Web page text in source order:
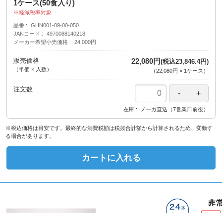
1ケース(50食入り)
軽減税率対象
品番
GHN001-09-00-050
JANコード
4970088140218
メーカー希望小売価格
24,000円
販売価格
（単価 × 入数）
22,080円(税込23,846.4円)
（22,080円 × 1ケース ）
注文数
在庫 メーカ直送（7営業日前後）
※税込価格は目安です。最終的な消費税額は税抜合計額から計算されるため、変動す
る場合があります。
カートに入れる